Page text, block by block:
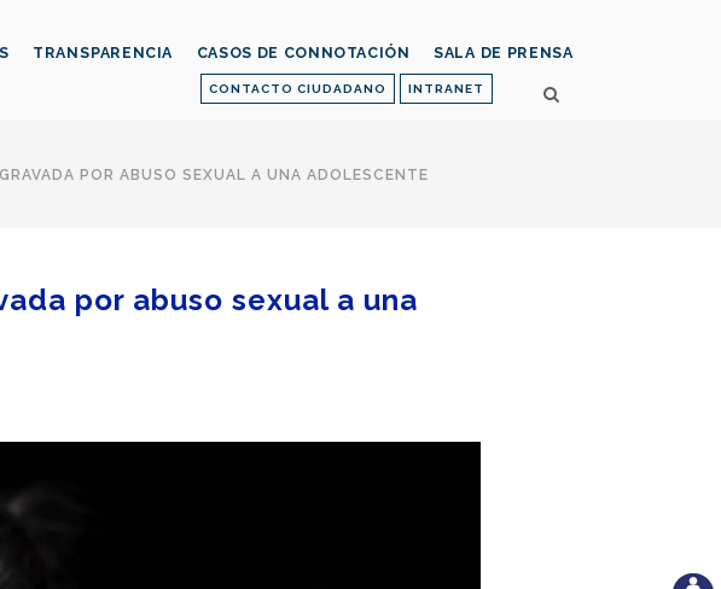
CONTACTO CIUDADANO INTRANET
TRANSPARENCIA CASOS DE CONNOTACIÓN SALA DE PRENSA
POR ABUSO SEXUAL A UNA ADOLESCENTE
por abuso sexual a una